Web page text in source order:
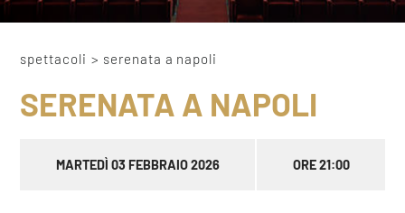
spettacoli > serenata a napoli
SERENATA A NAPOLI
MARTEDÌ 03 FEBBRAIO 2026 ORE 21:00